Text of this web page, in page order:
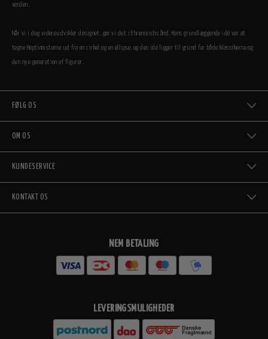
verden.
Når vi i dag videreudvikler designet, gør vi det i Ehrenreichs ånd. Hans grundlæggende idé var at
tegne Hoptimisterne ud fra en cirkel og en ellipse, og den idé ligger til grund for både klassikerne og
den nye generation af figurer.
FØLG OS
OM OS
KUNDESERVICE
KONTAKT OS
NEM BETALING
LEVERINGSMULIGHEDER